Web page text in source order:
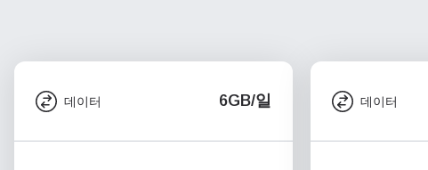
데이터 6GB/일 데이터